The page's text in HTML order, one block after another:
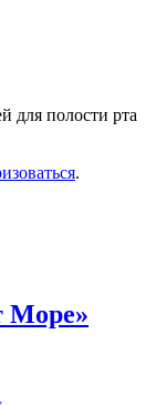
для полости рта
.
Море»